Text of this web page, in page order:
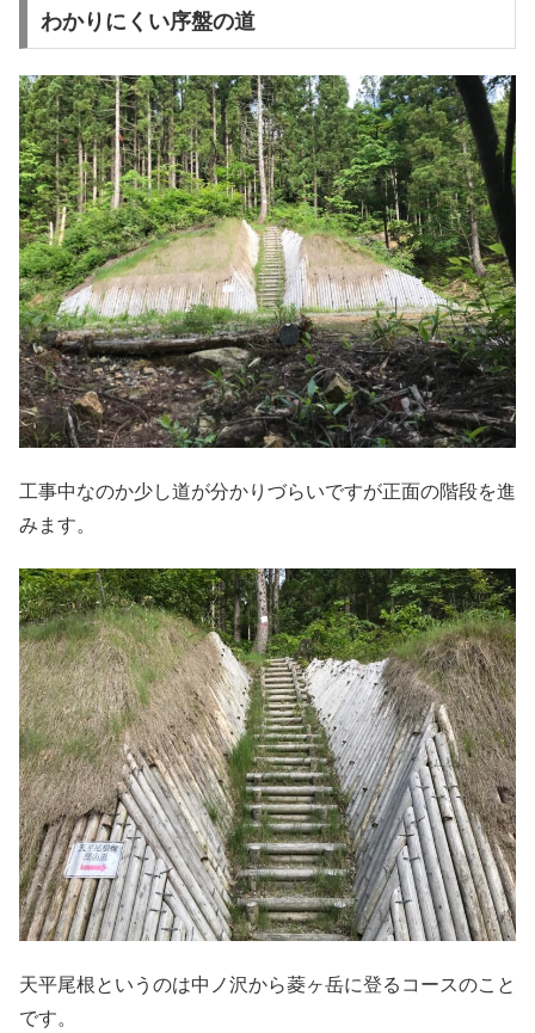
わかりにくい序盤の道
工事中なのか少し道が分かりづらいですが正面の階段を進
みます。
天平尾根というのは中ノ沢から菱ヶ岳に登るコースのこと
です。